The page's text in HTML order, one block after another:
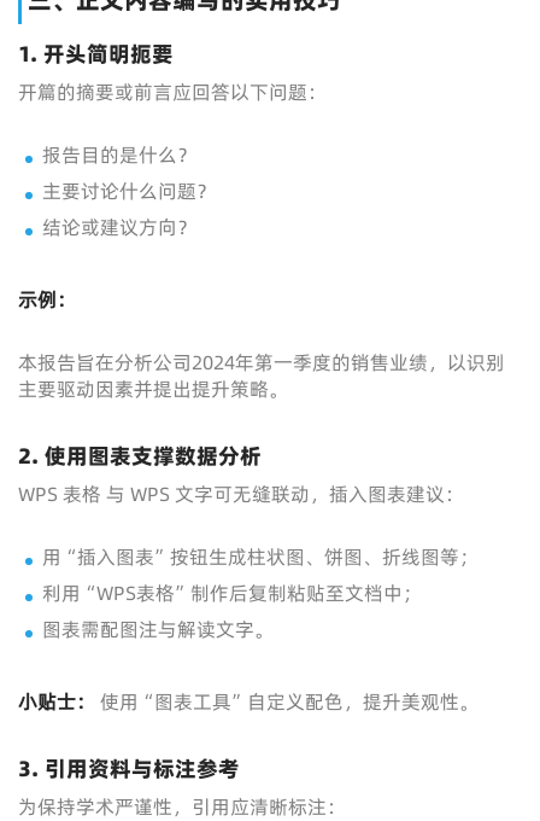
1. 开头简明扼要
开篇的摘要或前言应回答以下问题：
报告目的是什么？
主要讨论什么问题？
结论或建议方向？
示例：
本报告旨在分析公司2024年第一季度的销售业绩，以识别
主要驱动因素并提出提升策略。
2. 使用图表支撑数据分析
WPS 表格 与 WPS 文字可无缝联动，插入图表建议：
用“插入图表”按钮生成柱状图、饼图、折线图等；
利用“WPS表格”制作后复制粘贴至文档中；
图表需配图注与解读文字。
小贴士： 使用“图表工具”自定义配色，提升美观性。
3. 引用资料与标注参考
为保持学术严谨性，引用应清晰标注：